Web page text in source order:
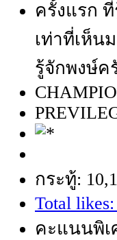
ครั้งแรก
เท่าที่เห็น
รู้จักพงษ์ค
กระทู้:
Total
คะแนนพิเ